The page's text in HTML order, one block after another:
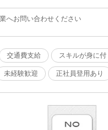
へお問い合わせください
交通費支給 スキルが身に付
未経験歓迎 正社員登用あり